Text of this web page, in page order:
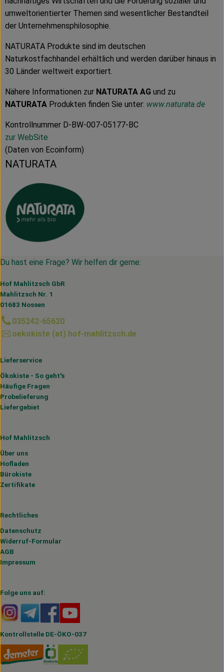
umweltorientierter Themen sind wesentlicher Bestandteil
der Unternehmensphilosophie.
NATURATA Produkte sind im deutschen
Naturkostfachhandel erhältlich und werden darüber hinaus in
30 Länder weltweit exportiert.
Nähere Informationen zur NATURATA AG und zu
NATURATA Produkten finden Sie unter: www.naturata.de
Kontrollnummer D-BW-007-05177-BC
zur WebSite
(Daten von Ecoinform)
NATURATA
Du hast eine Frage? Wir helfen dir gerne:
Hof Mahlitzsch GbR
Mahlitzsch Nr. 1
01683 Nossen
035242-65620
oekokiste (at) hof-mahlitzsch.de
Lieferservice
Ökokiste - So geht's
Häufige Fragen
Probelieferung
Liefergebiet
Hof Mahlitzsch
Über uns
Hofladen
Bürokiste
Zertifikate
Rechtliches
Datenschutz
Widerruf-Formular
AGB
Impressum
Folge uns auf:
Externer Link zu https://www.instagram.com/
Externer Link zu https://t.me/s/hofmahlitzsch
Externer Link zu https://www.facebook.com/
Kontrollstelle DE-ÖKO-037